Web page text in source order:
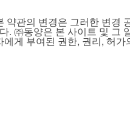
관의 변경은 그러한 변경
㈜동양은 본 사이트 및 그
게 부여된 권한, 권리, 허